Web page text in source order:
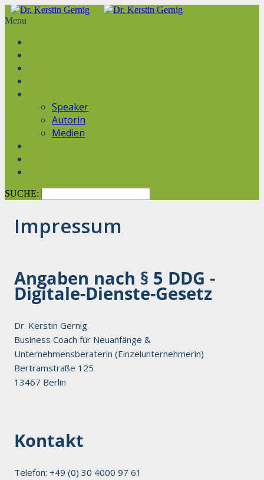
Menu
Speaker
Autorin
Medien
SUCHE:
Impressum
Angaben nach § 5 DDG -
Digitale-Dienste-Gesetz
Dr. Kerstin Gernig
Business Coach für Neuanfänge &
Unternehmensberaterin (Einzelunternehmerin)
Bertramstraße 125
13467 Berlin
Kontakt
Telefon: +49 (0) 30 4000 97 61